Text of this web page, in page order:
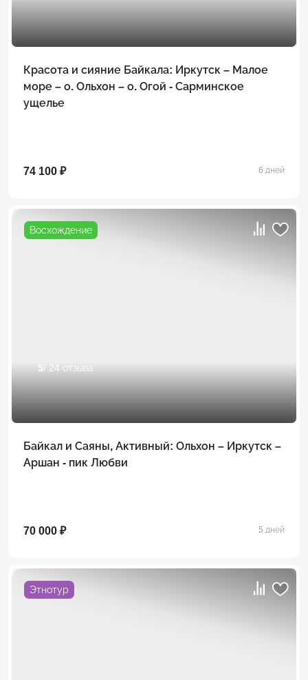
Красота и сияние Байкала: Иркутск – Малое
море – о. Ольхон – о. Огой - Сарминское
ущелье
74 100 ₽ 6 дней
Восхождение
5/ 24 отзыва
Байкал и Саяны, Активный: Ольхон – Иркутск –
Аршан - пик Любви
70 000 ₽ 5 дней
Этнотур